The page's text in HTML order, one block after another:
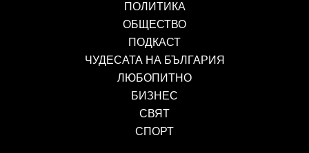
ПОЛИТИКА
ОБЩЕСТВО
ПОДКАСТ
ЧУДЕСАТА НА БЪЛГАРИЯ
ЛЮБОПИТНО
БИЗНЕС
СВЯТ
СПОРТ